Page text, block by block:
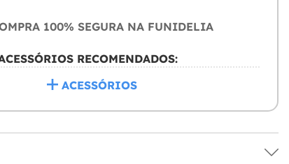
100% SEGURA NA FUNIDELIA
RECOMENDADOS:
ACESSÓRIOS